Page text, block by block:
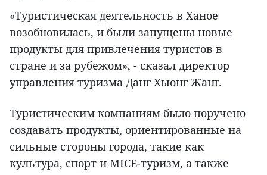
«Туристическая деятельность в Ханое
возобновилась, и были запущены новые
продукты для привлечения туристов в
стране и за рубежом», - сказал директор
управления туризма Данг Хыонг Жанг.
Туристическим компаниям было поручено
создавать продукты, ориентированные на
сильные стороны города, такие как
культура, спорт и MICE-туризм, а также